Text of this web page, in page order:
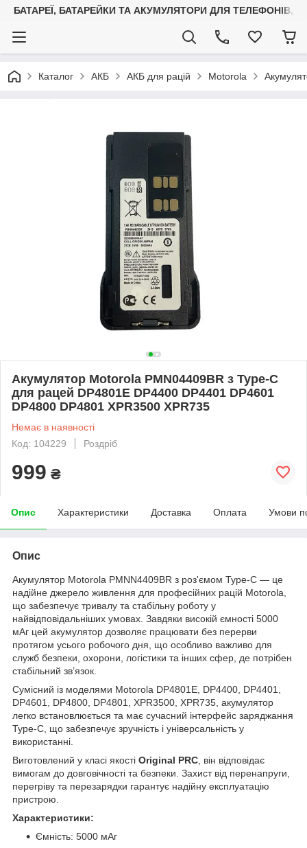
БАТАРЕЇ, БАТАРЕЙКИ ТА АКУМУЛЯТОРИ ДЛЯ ТЕЛЕФОНІВ,
Каталог АКБ АКБ для рацій Motorola
Акумулятор Motorola PMN04409BR з Type-C
для рацей DP4801E DP4400 DP4401 DP4601
DP4800 DP4801 XPR3500 XPR735
Немає в наявності
Код: 104229
Роздріб
999 ₴
Опис Характеристики Доставка Оплата Умови
Опис
Акумулятор Motorola PMNN4409BR з роз'ємом Type-C — це
надійне джерело живлення для професійних рацій Motorola,
що забезпечує тривалу та стабільну роботу у
найвідповідальніших умовах. Завдяки високій ємності 5000
мАг цей акумулятор дозволяє працювати без перерви
протягом усього робочого дня, що особливо важливо для
служб безпеки, охорони, логістики та інших сфер, де потрібен
стабільний зв’язок.
Сумісний із моделями Motorola DP4801E, DP4400, DP4401,
DP4601, DP4800, DP4801, XPR3500, XPR735, акумулятор
легко встановлюється та має сучасний інтерфейс заряджання
Type-C, що забезпечує зручність і універсальність у
використанні.
Виготовлений у класі якості Original PRC , він відповідає
вимогам до довговічності та безпеки. Захист від перенапруги,
перегріву та перезарядки гарантує надійну експлуатацію
пристрою.
Характеристики:
Ємність: 5000 мАг